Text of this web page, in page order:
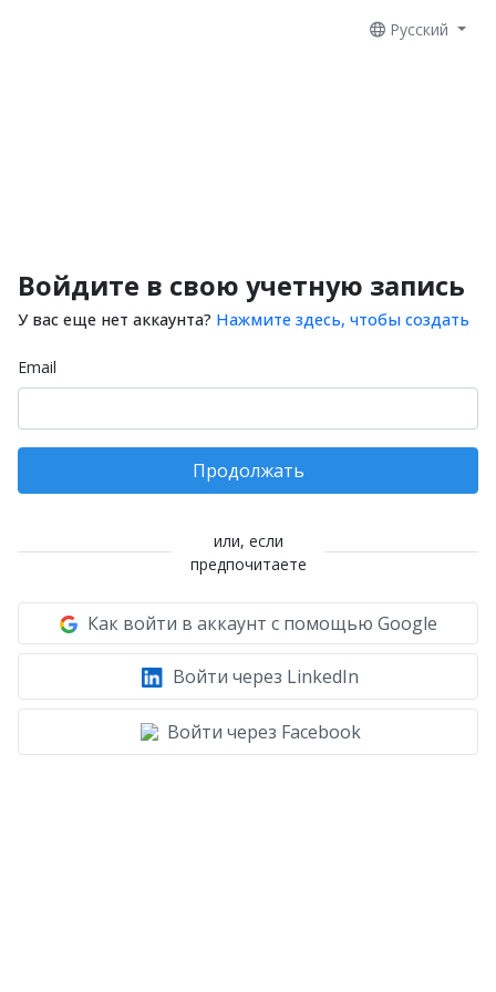
Русский
Войдите в свою учетную запись
У вас еще нет аккаунта? Нажмите здесь, чтобы создать
Email
Продолжать
или, если
предпочитаете
Как войти в аккаунт с помощью Google
Войти через LinkedIn
Войти через Facebook